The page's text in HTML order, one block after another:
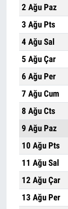
2 Ağu Paz
3 Ağu Pts
4 Ağu Sal
5 Ağu Çar
6 Ağu Per
7 Ağu Cum
8 Ağu Cts
9 Ağu Paz
10 Ağu Pts
11 Ağu Sal
12 Ağu Çar
13 Ağu Per